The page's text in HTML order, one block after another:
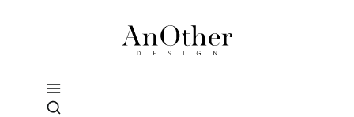
Otwórz wyszukiwarkę